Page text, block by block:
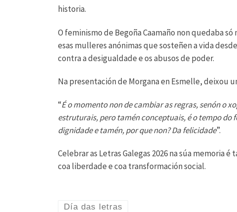
historia.
O feminismo de Begoña Caamaño non quedaba
esas mulleres anónimas que sosteñen a vida
contra a desigualdade e os abusos de poder.
Na presentación de Morgana en Esmelle, deixou
“É o momento non de cambiar as regras, senón o
estruturais, pero tamén conceptuais, é o tempo do
dignidade e tamén, por que non? Da felicidade”.
Celebrar as Letras Galegas 2026 na súa
coa liberdade e coa transformación social.
Día das letras